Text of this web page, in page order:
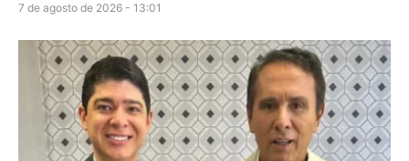
7 de agosto de 2026 - 13:01